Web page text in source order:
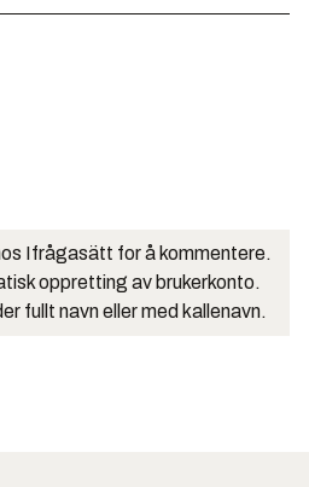
Ifrågasätt for å kommentere.
oppretting av brukerkonto.
fullt navn eller med kallenavn.